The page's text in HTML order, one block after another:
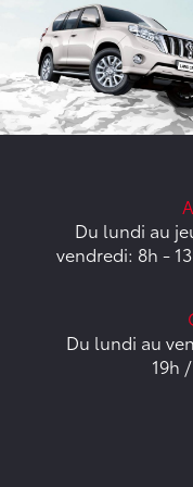
Du lundi au
vendredi: 8h -
Du lundi au
19h